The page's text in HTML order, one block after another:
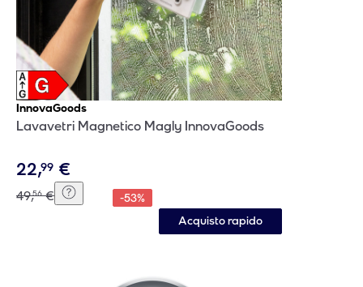
InnovaGoods
Lavavetri Magnetico Magly InnovaGoods
22,99 €
49,56 € -53%
Acquisto rapido